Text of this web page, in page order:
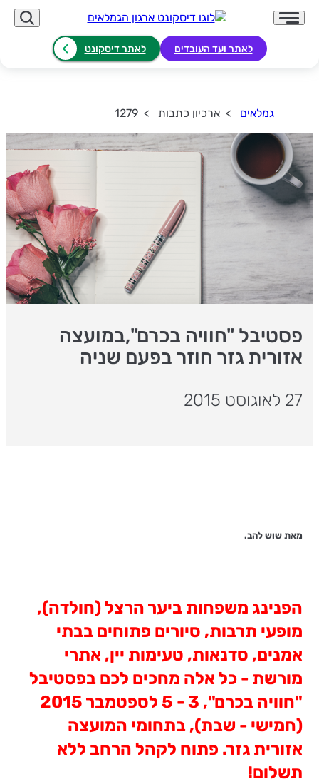
לאתר ועד העובדים לאתר דיסקונט
גמלאים ארכיון כתבות 1279
פסטיבל "חוויה בכרם",במועצה
אזורית גזר חוזר בפעם שניה
27 לאוגוסט 2015
מאת שוש להב.
הפנינג משפחות ביער הרצל (חולדה),
מופעי תרבות, סיורים פתוחים בבתי
אמנים, סדנאות, טעימות יין, אתרי
מורשת - כל אלה מחכים לכם בפסטיבל
"חוויה בכרם", 3 - 5 לספטמבר 2015
(חמישי - שבת), בתחומי המועצה
אזורית גזר. פתוח לקהל הרחב ללא
תשלום!